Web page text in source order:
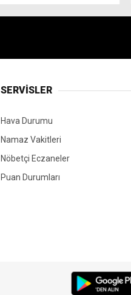
SERVİSLER
Hava Durumu
Namaz Vakitleri
Nöbetçi Eczaneler
Puan Durumları